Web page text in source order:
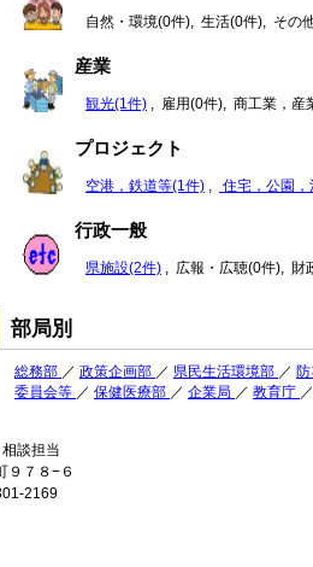
自然・環境(0件), 生活(0件), その
産業
観光(1件) , 雇用(0件), 商工業，産
プロジェクト
空港，鉄道等(1件) , 住宅，公園
行政一般
県施設(2件) , 広報・広聴(0件), 財
部局別
総務部 ／ 政策企画部 ／ 県民生活環境部 ／
委員会等 ／ 保健医療部 ／ 企業局 ／ 教育庁
談担当
７８−６
2169